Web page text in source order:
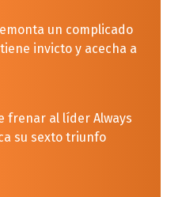
un complicado
invicto y acecha a
frenar al líder Always
su sexto triunfo